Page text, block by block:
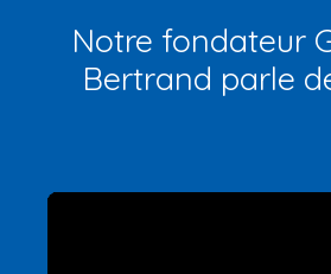
Notre fondateur
Bertrand parle